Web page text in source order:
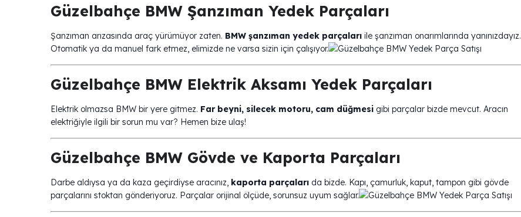
Güzelbahçe BMW Şanzıman Yedek Parçaları
Şanzıman arızasında araç yürümüyor zaten. BMW şanzıman yedek parçaları ile şanzıman onarımlarında yanınızdayız.
Otomatik ya da manuel fark etmez, elimizde ne varsa sizin için çalışıyor.
Güzelbahçe BMW Elektrik Aksamı Yedek Parçaları
Elektrik olmazsa BMW bir yere gitmez. Far beyni, silecek motoru, cam düğmesi gibi parçalar bizde mevcut. Aracın
elektriğiyle ilgili bir sorun mu var? Hemen bize ulaş!
Güzelbahçe BMW Gövde ve Kaporta Parçaları
Darbe aldıysa ya da kaza geçirdiyse aracınız, kaporta parçaları da bizde. Kapı, çamurluk, kaput, tampon gibi gövde
parçalarını stoktan gönderiyoruz. Parçalar orijinal ölçüde, sorunsuz uyum sağlar.